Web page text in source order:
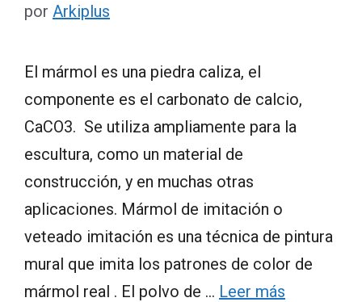
por Arkiplus
El mármol es una piedra caliza, el
componente es el carbonato de calcio,
CaCO3. Se utiliza ampliamente para la
escultura, como un material de
construcción, y en muchas otras
aplicaciones. Mármol de imitación o
veteado imitación es una técnica de pintura
mural que imita los patrones de color de
mármol real . El polvo de … Leer más